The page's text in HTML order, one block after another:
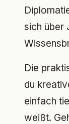
sich über
Die
du
einfach
weißt.